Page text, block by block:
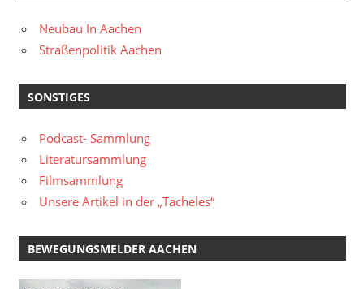
Neubau In Aachen
Straßenpolitik Aachen
SONSTIGES
Podcast- Sammlung
Literatursammlung
Filmsammlung
Unsere Artikel in der „Tacheles“
BEWEGUNGSMELDER AACHEN